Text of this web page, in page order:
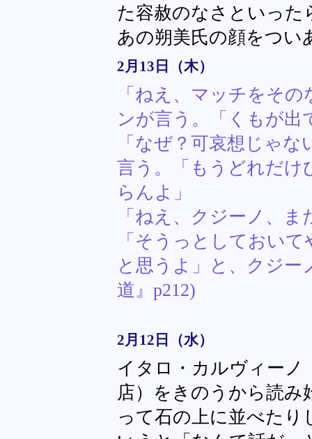
た容赦のなさといった
あの朔美氏の顔をつい
2月13日（木）
「ねえ、マッチをそ
ンが言う。「くもが
「なぜ？可哀想じゃ
言う。「もうどれだけ
らんよ」
「ねえ、クジーノ、
「そうっとしておい
と思うよ」と、クジー
道』p212)
2月12日（水）
イタロ・カルヴィーノ
店）をきのうから読み
って石の上に並べたり